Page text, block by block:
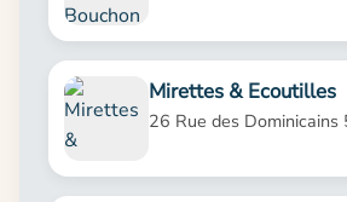
Mirettes & Ecoutilles
26 Rue des